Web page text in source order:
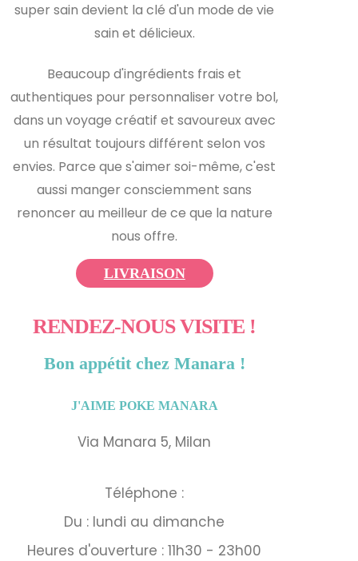
super sain devient la clé d'un mode de vie
sain et délicieux.
Beaucoup d'ingrédients frais et
authentiques pour personnaliser votre bol,
dans un voyage créatif et savoureux avec
un résultat toujours différent selon vos
envies. Parce que s'aimer soi-même, c'est
aussi manger consciemment sans
renoncer au meilleur de ce que la nature
nous offre.
LIVRAISON
RENDEZ-NOUS VISITE !
Bon appétit chez Manara !
J'AIME POKE MANARA
Via Manara 5, Milan
Téléphone :
Du : lundi au dimanche
Heures d'ouverture : 11h30 - 23h00